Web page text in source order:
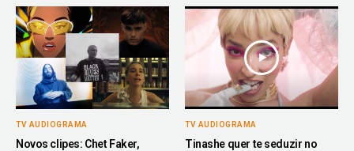
TV AUDIOGRAMA
Novos clipes: Chet Faker,
TV AUDIOGRAMA
Tinashe quer te seduzir no